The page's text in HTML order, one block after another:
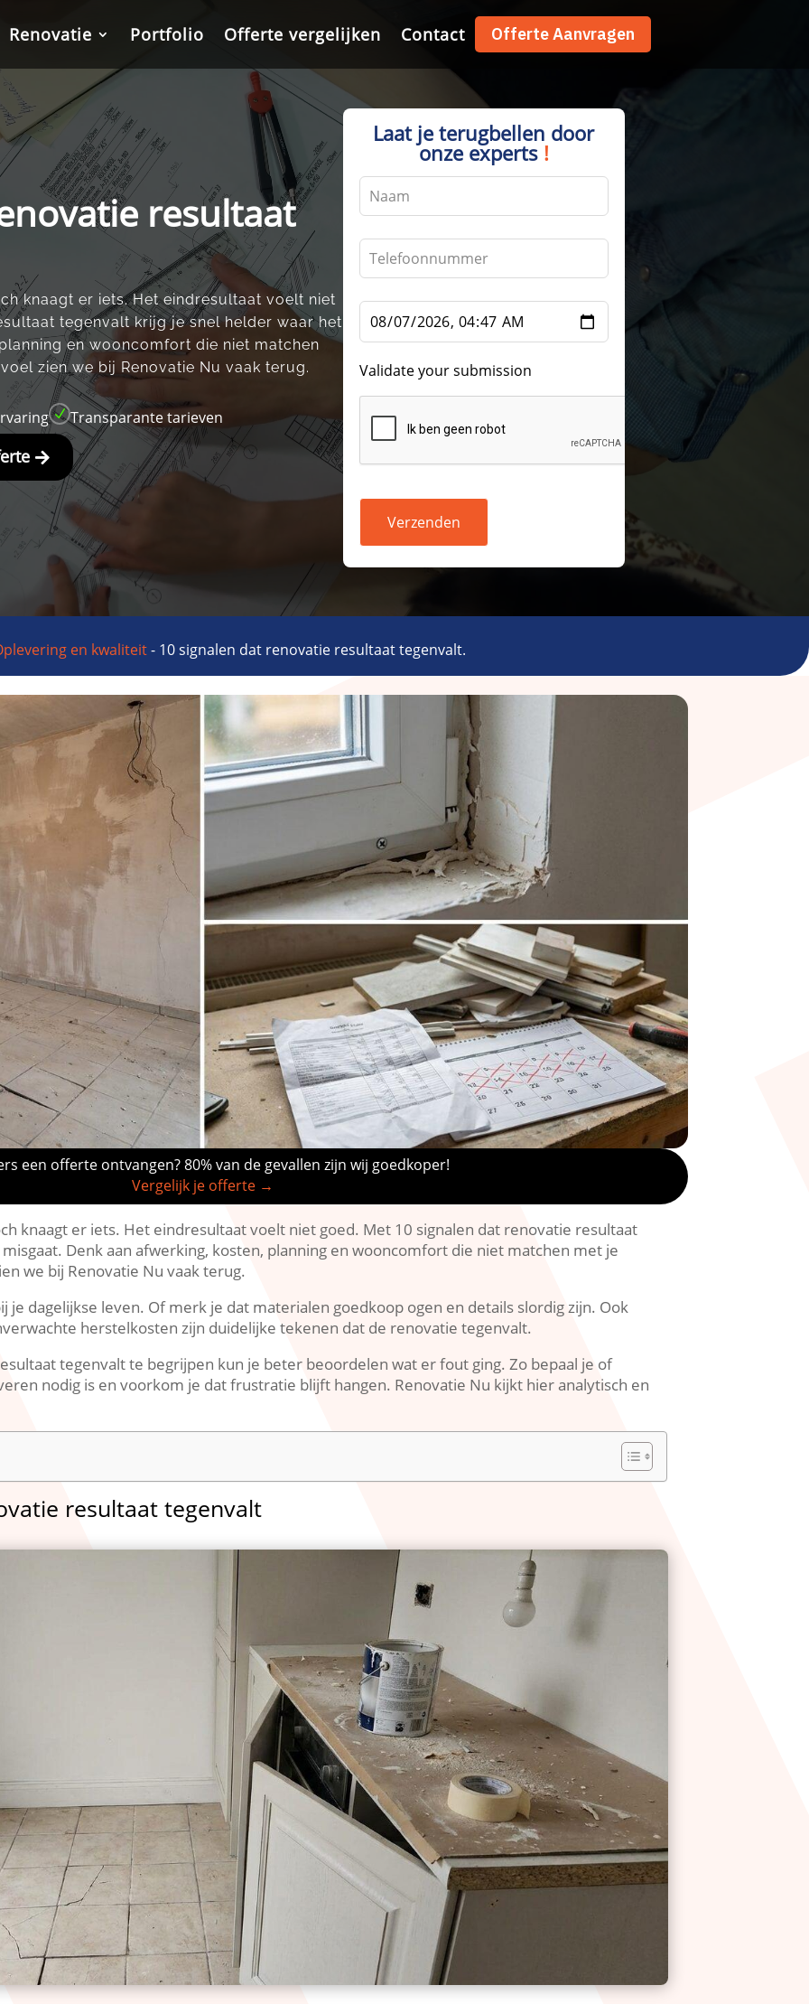
Renovatie Portfolio Offerte vergelijken Contact Offerte Aanvragen
Renovatie Portfolio Offerte vergelijken Contact Offerte Aanvragen
resultaat
knaagt er iets.​ Het eindresultaat voelt niet
tegenvalt krijg je snel helder waar het
en wooncomfort die niet matchen
zien we bij Renovatie Nu vaak terug.​
N Transparante tarieven
Laat je terugbellen door
onze experts !
Leave
this
blank
Validate your submission
Verzenden
en kwaliteit- 10 signalen dat renovatie resultaat tegenvalt.
een offerte ontvangen? 80% van de gevallen zijn wij goedkoper!
Vergelijk je offerte →
knaagt er iets.​ Het eindresultaat voelt niet goed.​ Met 10 signalen dat renovatie resultaat
Denk aan afwerking, kosten, planning en wooncomfort die niet matchen met je
we bij Renovatie Nu vaak terug.​
je dagelijkse leven.​ Of merk je dat materialen goedkoop ogen en details slordig zijn.​ Ook
herstelkosten zijn duidelijke tekenen dat de renovatie tegenvalt.​
tegenvalt te begrijpen kun je beter beoordelen wat er fout ging.​ Zo bepaal je of
nodig is en voorkom je dat frustratie blijft hangen.​ Renovatie Nu kijkt hier analytisch en
resultaat tegenvalt